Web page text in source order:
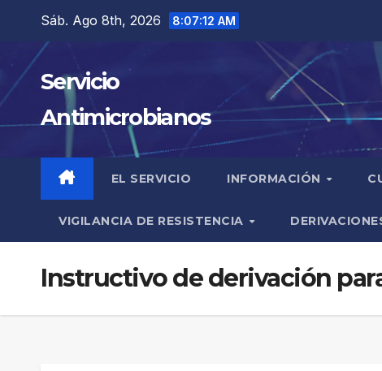
contenido
Sáb. Ago 8th, 2026 8:07:13 AM
Servicio
Antimicrobianos
EL SERVICIO INFORMACIÓN
VIGILANCIA DE RESISTENCIA
Instructivo de derivación